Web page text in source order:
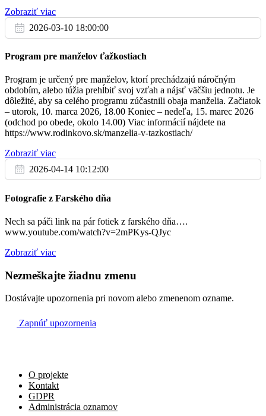
Pi
16.12.
06:30
rorátna sv. omša
17:30
+ sestry, švagrovia a ostatná rodina
So
17.12.
06:30
17:30
+ rodičia Júlia a Michal
18.12.
07:00
Za všetkých farníkov
08:15
Za Božie požehnanie pre Miška a krstné deti
Karkalíkové
+ sestra Milka
nemôže prísť do kostola na sv. spoveď – nech sa zapíše na
bočnom stolíku do budúcej nedele, prídeme ho vyspovedať
domov.
bratstvá, nakoľko máloktoré má plný počet členov. Preto
jeden desiatok ruženca), aby ste si na bočnom stolíku zobrali
prihlášku, vypísali ju a do 23.12. vhodili do krabice. Prihlášky
vypíšte i tí, ktorí sa už modlíte i noví členovia, nech máme na
seba kontakt. Výhodou členstva v bratstve je, že sa
pomodlíme jeden desiatok ruženca a ostatné sa pomodlia ďalší
členovia bratstva, no milosti získame akoby sme sa pomodlili
Zobraziť viac
2026-03-10 18:00:00
Program pre manželov ťažkostiach
Program je určený pre manželov, ktorí prechádzajú náročným
obdobím, alebo túžia prehĺbiť svoj vzťah a nájsť väčšiu jednotu. Je
dôležité, aby sa celého programu zúčastnili obaja manželia. Začiatok
– utorok, 10. marca 2026, 18.00 Koniec – nedeľa, 15. marec 2026
(odchod po obede, okolo 14.00) Viac informácií nájdete na
https://www.rodinkovo.sk/manzelia-v-tazkostiach/
Zobraziť viac
2026-04-14 10:12:00
Fotografie z Farského dňa
Nech sa páči link na pár fotiek z farského dňa….
www.youtube.com/watch?v=2mPKys-QJyc
Zobraziť viac
Nezmeškajte žiadnu zmenu
Dostávajte upozornenia pri novom alebo zmenenom ozname.
Zapnúť upozornenia
O projekte
Kontakt
GDPR
Administrácia oznamov